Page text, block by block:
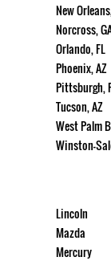
New
Norcross,
Orlando, FL
Phoenix, AZ
Pittsburgh,
Tucson, AZ
West Palm
Winston-
Lincoln
Mazda
Mercury